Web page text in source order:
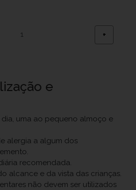
+
e
uma ao pequeno almoço e
alergia a algum dos
recomendada.
alcance e da vista das crianças.
não devem ser utilizados